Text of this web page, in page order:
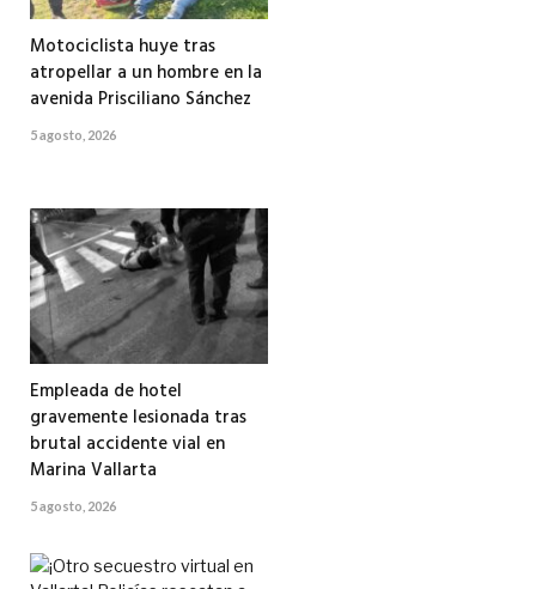
Motociclista huye tras
atropellar a un hombre en la
avenida Prisciliano Sánchez
5 agosto, 2026
Empleada de hotel
gravemente lesionada tras
brutal accidente vial en
Marina Vallarta
5 agosto, 2026